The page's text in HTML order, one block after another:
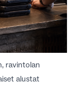
ravintolan
alustat